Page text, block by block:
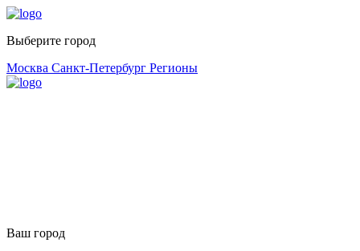
Выберите город
Москва Санкт-Петербург Регионы
Ваш город